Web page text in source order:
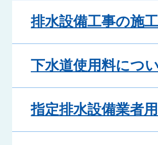
排水設備工事の施
下水道使用料につ
指定排水設備業者用